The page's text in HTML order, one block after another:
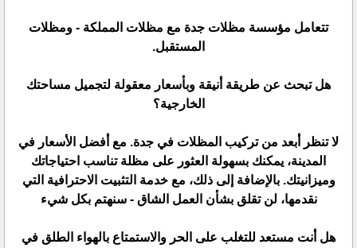
تتعامل مؤسسة مظلات جدة مع مظلات المملكة - ومظلات
المستقبل.
هل تبحث عن طريقة أنيقة وبأسعار معقولة لتجميل مساحتك
الخارجية؟
لا تنظر أبعد من تركيب المظلات في جدة. مع أفضل الأسعار في
المدينة، يمكنك بسهولة العثور على مظلة تناسب احتياجاتك
وميزانيتك. بالإضافة إلى ذلك، مع خدمة التثبيت الاحترافية التي
نقدمها، لن تقلق بشأن العمل الشاق - سنهتم بكل شيء
هل أنت مستعد للتغلب على الحر والاستمتاع بالهواء الطلق في